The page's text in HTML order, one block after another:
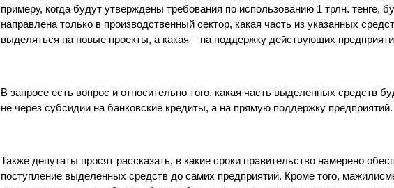
примеру, когда будут утверждены требования по использованию 1 трлн. тенге,
направлена только в производственный сектор, какая часть из указанных
выделяться на новые проекты, а какая – на поддержку действующих
В запросе есть вопрос и относительно того, какая часть выделенных средств
не через субсидии на банковские кредиты, а на прямую поддержку предприятий.
Также депутаты просят рассказать, в какие сроки правительство намерено
поступление выделенных средств до самих предприятий. Кроме того,